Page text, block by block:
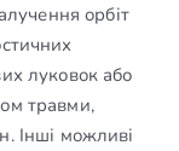
орбіт
луковок або
травми,
Інші можливі